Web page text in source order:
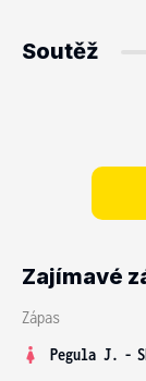
Soutěž
Zajímavé
Zápas
Pegula J. -